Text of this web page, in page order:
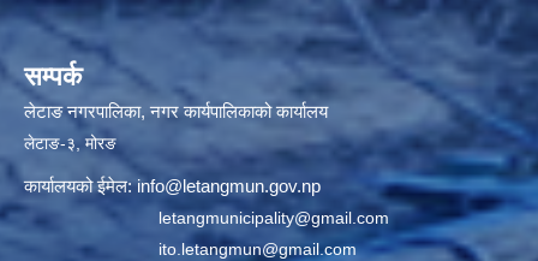
सम्पर्क
लेटाङ नगरपालिका, नगर कार्यपालिकाको कार्यालय
लेटाङ-३, मोरङ
कार्यालयको ईमेल:info@letangmun.gov.np
letangmunicipality@gmail.com
ito.letangmun@gmail.com